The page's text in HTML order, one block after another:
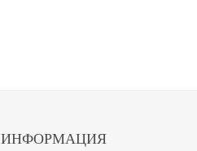
ИНФОРМАЦИЯ